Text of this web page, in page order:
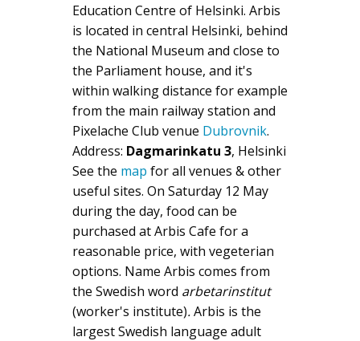
Education Centre of Helsinki. Arbis
is located in central Helsinki, behind
the National Museum and close to
the Parliament house, and it's
within walking distance for example
from the main railway station and
Pixelache Club venue Dubrovnik.
Address: Dagmarinkatu 3, Helsinki
See the map for all venues & other
useful sites. On Saturday 12 May
during the day, food can be
purchased at Arbis Cafe for a
reasonable price, with vegeterian
options. Name Arbis comes from
the Swedish word arbetarinstitut
(worker's institute).Arbis is the
largest Swedish language adult